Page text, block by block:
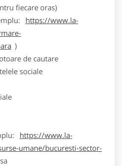
fiecare oras)
https://www.la-
)
de cautare
sociale
https://www.la-
umane/bucuresti-sector-